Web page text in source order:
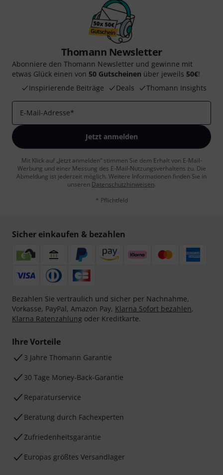
Thomann Newsletter
Abonniere den Thomann Newsletter und gewinne mit
etwas Glück einen von 50 Gutscheinen über jeweils 50€!
Inspirierende Beiträge
Deals Thomann Insights
E-Mail-Adresse*
Jetzt anmelden
Mit Klick auf „Jetzt anmelden“ stimmen Sie dem Erhalt von E-Mail-
Werbung und einer Messung des E-Mail-Nutzungsverhaltens zu. Die
Abmeldung ist jederzeit möglich. Weitere Informationen finden Sie in
unseren Datenschutzhinweisen.
* Pflichtfeld
Sicher einkaufen & bezahlen
Bezahlen Sie vertraulich und sicher per Nachnahme,
Vorkasse, PayPal, Amazon Pay, Klarna Sofort bezahlen,
Klarna Ratenzahlung oder Kreditkarte.
Ihre Vorteile
3 Jahre Thomann Garantie
30 Tage Money-Back-Garantie
Reparaturservice
Beratung durch Fachexperten
Zufriedenheitsgarantie
Europas größtes Versandlager